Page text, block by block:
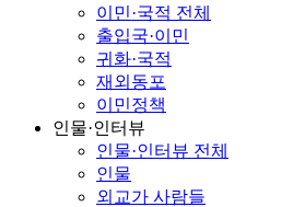
이민·국적 전체
출입국·이민
귀화·국적
재외동포
이민정책
인물·인터뷰
인물·인터뷰 전체
인물
외교가 사람들